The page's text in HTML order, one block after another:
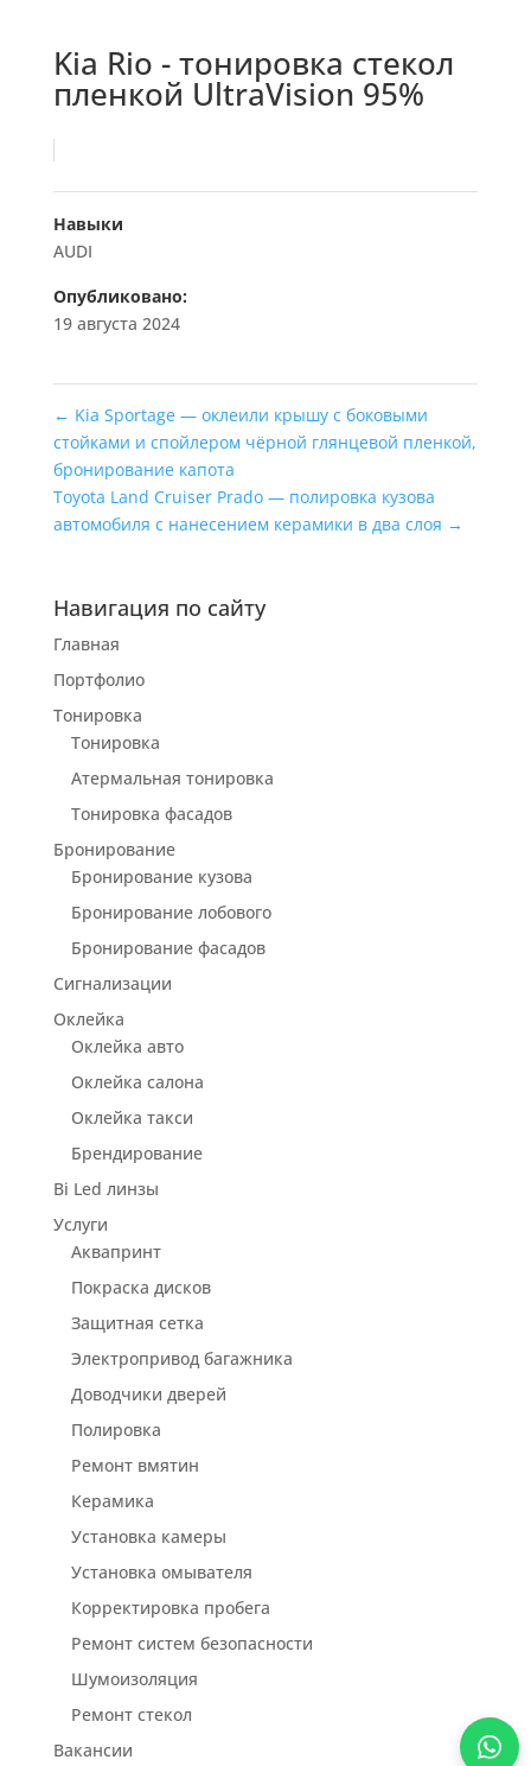
Kia Rio - тонировка стекол
пленкой UltraVision 95%
Навыки
AUDI
Опубликовано:
19 августа 2024
← Kia Sportage — оклеили крышу с боковыми
стойками и спойлером чёрной глянцевой пленкой,
бронирование капота
Toyota Land Cruiser Prado — полировка кузова
автомобиля с нанесением керамики в два слоя →
Навигация по сайту
Главная
Портфолио
Тонировка
Тонировка
Атермальная тонировка
Тонировка фасадов
Бронирование
Бронирование кузова
Бронирование лобового
Бронирование фасадов
Сигнализации
Оклейка
Оклейка авто
Оклейка салона
Оклейка такси
Брендирование
Bi Led линзы
Услуги
Аквапринт
Покраска дисков
Защитная сетка
Электропривод багажника
Доводчики дверей
Полировка
Ремонт вмятин
Керамика
Установка камеры
Установка омывателя
Корректировка пробега
Ремонт систем безопасности
Шумоизоляция
Ремонт стекол
Вакансии